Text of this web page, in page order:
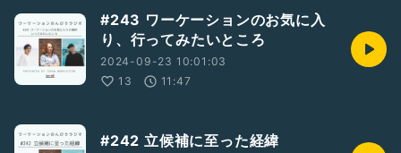
ー基本情報ー
◆日本ワーケーション協会（京都）
ーMCー
#243 ワーケーションのお気に入
り、行ってみたいところ
2024-09-23 10:01:03
13
11:47
#242 立候補に至った経緯